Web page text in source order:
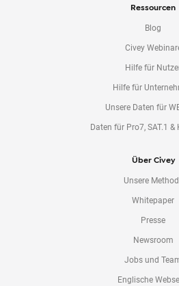
Ressourcen
Blog
Civey
Hilfe für
Hilfe für
Unsere Daten für
Daten für Pro7, SAT.1 &
Über Civey
Unsere
Whitepaper
Presse
Newsroom
Jobs und
Englische